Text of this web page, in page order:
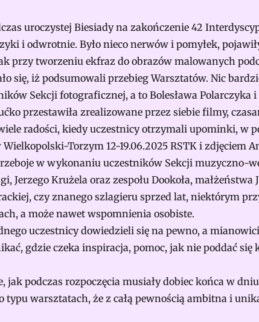
uroczystej Biesiady na zakończenie 42
i odwrotnie. Było nieco nerwów i pomyłek,
przy tworzeniu ekfraz do obrazów malowanych
się, iż podsumowali przebieg Warsztatów. Nic
Sekcji fotograficznej, a to Bolesława Polarczyka
przestawiła zrealizowane przez siebie filmy,
radości, kiedy uczestnicy otrzymali upominki, w
Torzym 12-19.06.2025 RSTK i zdjęciem
w wykonaniu uczestników Sekcji muzyczno-
Krużela oraz zespołu Dookoła, małżeństwa
czy znanego szlagieru sprzed lat, niektórym
a może nawet wspomnienia osobiste.
uczestnicy dowiedzieli się na pewno, a
gdzie czeka inspiracja, pomoc, jak nie poddać się
podczas rozpoczęcia musiały dobiec końca w
typu warsztatach, że z całą pewnością ambitna i